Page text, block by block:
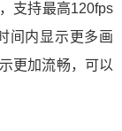
支持最高120fps
间内显示更多画
更加流畅，可以